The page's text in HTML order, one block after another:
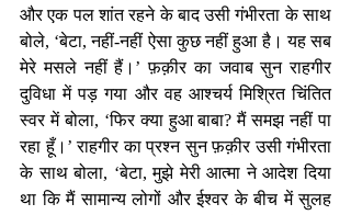
और एक पल शांत रहने के बाद उसी गंभीरता के साथ
बोले, ‘बेटा, नहीं-नहीं ऐसा कुछ नहीं हुआ है। यह सब
मेरे मसले नहीं हैं।’ फ़क़ीर का जवाब सुन राहगीर
दुविधा में पड़ गया और वह आश्चर्य मिश्रित चिंतित
स्वर में बोला, ‘फिर क्या हुआ बाबा? मैं समझ नहीं पा
रहा हूँ।’ राहगीर का प्रश्न सुन फ़क़ीर उसी गंभीरता
के साथ बोला, ‘बेटा, मुझे मेरी आत्मा ने आदेश दिया
था कि मैं सामान्य लोगों और ईश्वर के बीच में सुलह